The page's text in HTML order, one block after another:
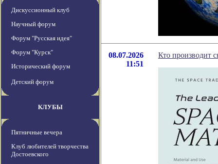
Дискуссионный клуб
Научный форум
Форум "Русская идея"
Форум "Курск"
Исторический форум
Детский форум
КЛУБЫ
Пятничные вечера
Клуб любителей творчества
Достоевского
08.07.2026
11:51
Кто производит